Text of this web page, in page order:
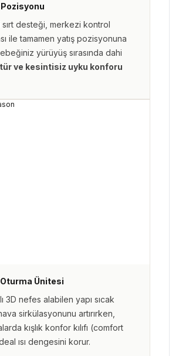
Pozisyonu
desteği, merkezi kontrol
ile tamamen yatış pozisyonuna
yürüyüş sırasında dahi
ve kesintisiz uyku konforu
Ünitesi
3D nefes alabilen yapı sıcak
sirkülasyonunu artırırken,
kışlık konfor kılıfı (comfort
ısı dengesini korur.